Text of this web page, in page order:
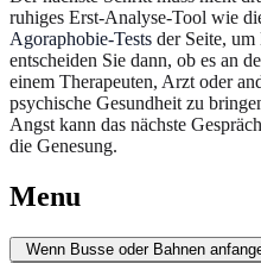
ruhiges Erst-Analyse-Tool wie
Agoraphobie-Tests der Seite,
entscheiden Sie dann, ob es an
einem Therapeuten, Arzt oder
psychische Gesundheit zu
Angst kann das nächste
die Genesung.
Menu
Wenn Busse oder Bahnen